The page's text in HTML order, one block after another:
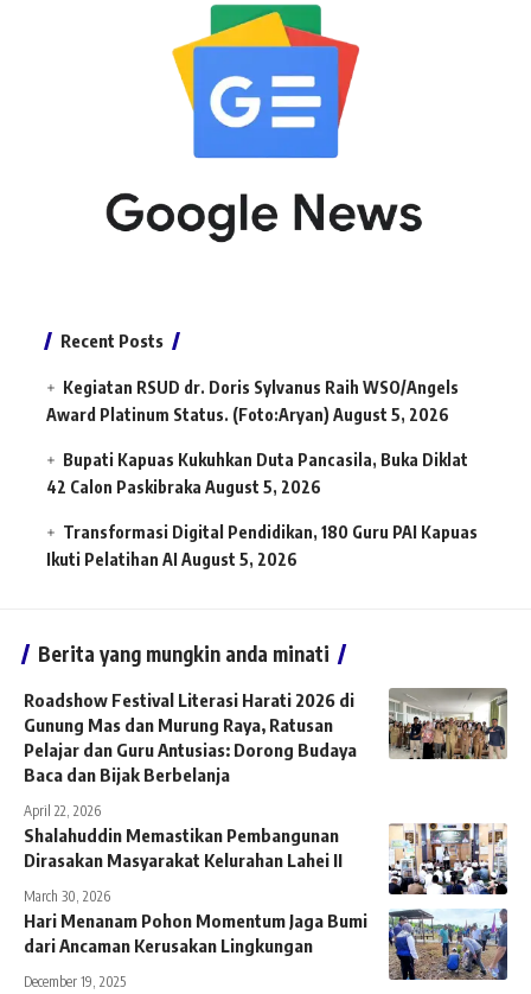
Recent Posts
Kegiatan RSUD dr. Doris Sylvanus Raih WSO/Angels
Award Platinum Status. (Foto:Aryan) August 5, 2026
Bupati Kapuas Kukuhkan Duta Pancasila, Buka Diklat
42 Calon Paskibraka August 5, 2026
Transformasi Digital Pendidikan, 180 Guru PAI Kapuas
Ikuti Pelatihan AI August 5, 2026
Berita yang mungkin anda minati
Roadshow Festival Literasi Harati 2026 di
Gunung Mas dan Murung Raya, Ratusan
Pelajar dan Guru Antusias: Dorong Budaya
Baca dan Bijak Berbelanja
April 22, 2026
Shalahuddin Memastikan Pembangunan
Dirasakan Masyarakat Kelurahan Lahei II
March 30, 2026
Hari Menanam Pohon Momentum Jaga Bumi
dari Ancaman Kerusakan Lingkungan
December 19, 2025